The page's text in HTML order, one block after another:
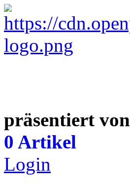
präsentiert von
0 Artikel
Login